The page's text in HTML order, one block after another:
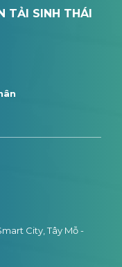
TẢI SINH THÁI
City, Tây Mỗ -